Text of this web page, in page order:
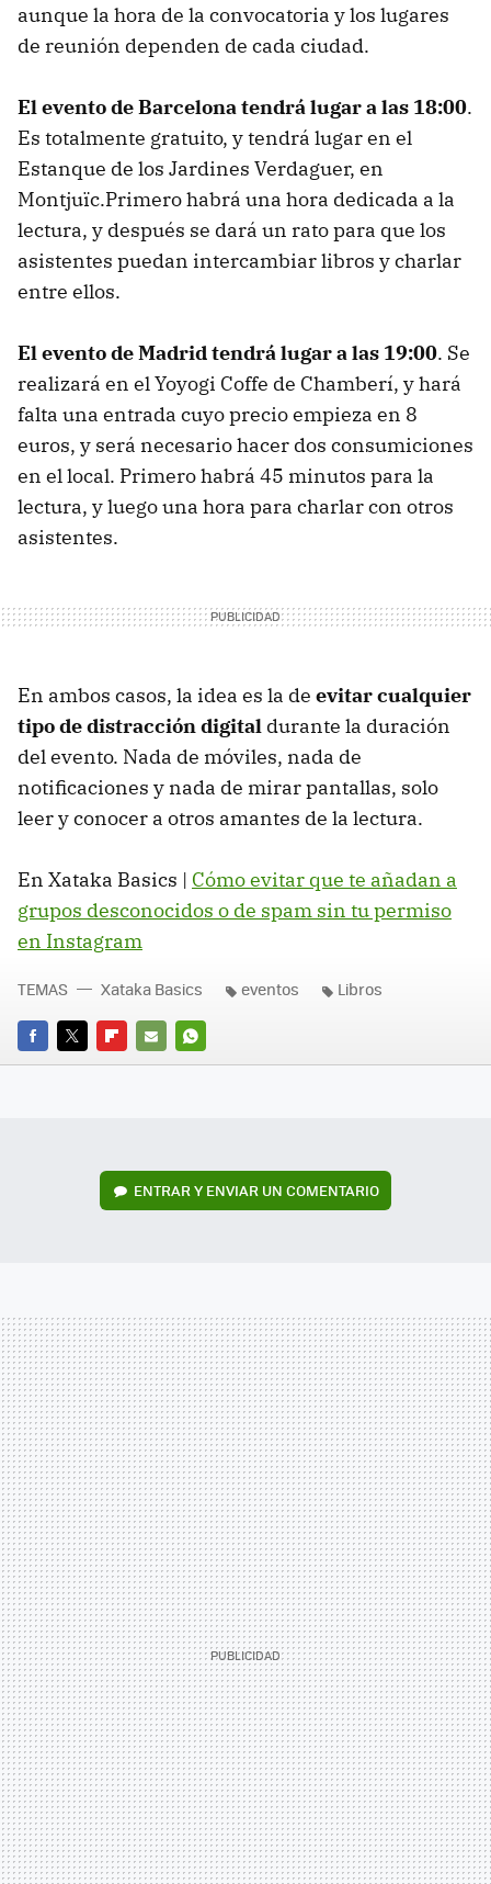
aunque la hora de la convocatoria y los lugares
de reunión dependen de cada ciudad.
El evento de Barcelona tendrá lugar a las 18:00.
Es totalmente gratuito, y tendrá lugar en el
Estanque de los Jardines Verdaguer, en
Montjuïc.Primero habrá una hora dedicada a la
lectura, y después se dará un rato para que los
asistentes puedan intercambiar libros y charlar
entre ellos.
El evento de Madrid tendrá lugar a las 19:00. Se
realizará en el Yoyogi Coffe de Chamberí, y hará
falta una entrada cuyo precio empieza en 8
euros, y será necesario hacer dos consumiciones
en el local. Primero habrá 45 minutos para la
lectura, y luego una hora para charlar con otros
asistentes.
En ambos casos, la idea es la de evitar cualquier
tipo de distracción digital durante la duración
del evento. Nada de móviles, nada de
notificaciones y nada de mirar pantallas, solo
leer y conocer a otros amantes de la lectura.
En Xataka Basics | Cómo evitar que te añadan a
grupos desconocidos o de spam sin tu permiso
en Instagram
FACEBOOK
TWITTERFLIPBOARD
E-
WHATSAPP
TEMAS Xataka Basics eventos Libros
ENTRAR Y ENVIAR UN COMENTARIO